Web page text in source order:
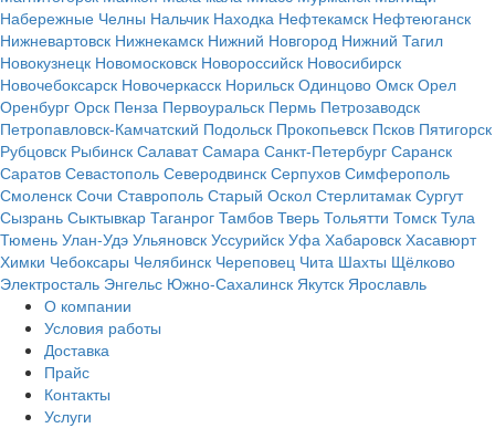
Набережные Челны Нальчик Находка Нефтекамск Нефтеюганск
Нижневартовск Нижнекамск Нижний Новгород Нижний Тагил
Новокузнецк Новомосковск Новороссийск Новосибирск
Новочебоксарск Новочеркасск Норильск Одинцово Омск Орел
Оренбург Орск Пенза Первоуральск Пермь Петрозаводск
Петропавловск-Камчатский Подольск Прокопьевск Псков Пятигорск
Рубцовск Рыбинск Салават Самара Санкт-Петербург Саранск
Саратов Севастополь Северодвинск Серпухов Симферополь
Смоленск Сочи Ставрополь Старый Оскол Стерлитамак Сургут
Сызрань Сыктывкар Таганрог Тамбов Тверь Тольятти Томск Тула
Тюмень Улан-Удэ Ульяновск Уссурийск Уфа Хабаровск Хасавюрт
Химки Чебоксары Челябинск Череповец Чита Шахты Щёлково
Электросталь Энгельс Южно-Сахалинск Якутск Ярославль
О компании
Условия работы
Доставка
Прайс
Контакты
Услуги